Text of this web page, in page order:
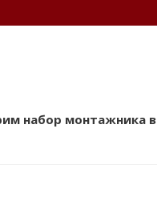
набор монтажника